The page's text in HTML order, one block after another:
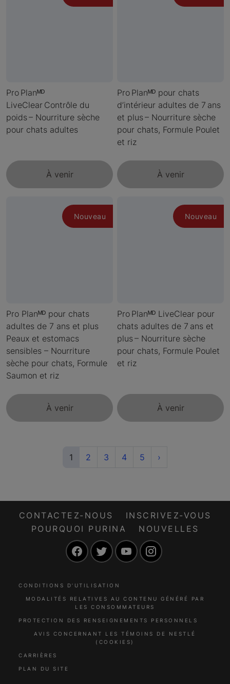
Pro Planᴹᴰ
LiveClear Contrôle du
poids – Nourriture sèche
pour chats adultes
À venir
Pro Planᴹᴰ pour chats
d’intérieur adultes de 7 ans
et plus – Nourriture sèche
pour chats, Formule Poulet
et riz
À venir
Nouveau
Pro Planᴹᴰ pour chats
adultes de 7 ans et plus
Peaux et estomacs
sensibles – Nourriture
sèche pour chats, Formule
Saumon et riz
À venir
Nouveau
Pro Planᴹᴰ LiveClear pour
chats adultes de 7 ans et
plus – Nourriture sèche
pour chats, Formule Poulet
et riz
À venir
1 (current)
2 3 4 5 ›
CONTACTEZ-NOUS
INSCRIVEZ-VOUS
POURQUOI PURINA
NOUVELLES
FacebookTwitter YouTube
CONDITIONS D’UTILISATION
MODALITÉS RELATIVES AU CONTENU GÉNÉRÉ PAR
LES CONSOMMATEURS
PROTECTION DES RENSEIGNEMENTS PERSONNELS
AVIS CONCERNANT LES TÉMOINS DE NESTLÉ
(COOKIES)
CARRIÈRES
PLAN DU SITE